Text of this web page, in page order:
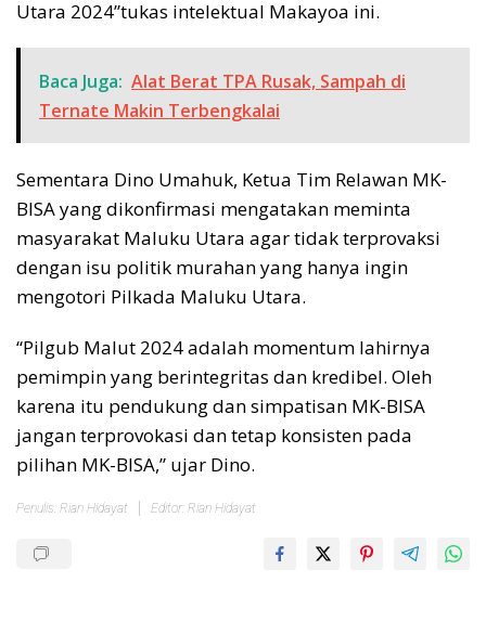
Utara 2024”tukas intelektual Makayoa ini.
Baca Juga: Alat Berat TPA Rusak, Sampah di
Ternate Makin Terbengkalai
Sementara Dino Umahuk, Ketua Tim Relawan MK-
BISA yang dikonfirmasi mengatakan meminta
masyarakat Maluku Utara agar tidak terprovaksi
dengan isu politik murahan yang hanya ingin
mengotori Pilkada Maluku Utara.
“Pilgub Malut 2024 adalah momentum lahirnya
pemimpin yang berintegritas dan kredibel. Oleh
karena itu pendukung dan simpatisan MK-BISA
jangan terprovokasi dan tetap konsisten pada
pilihan MK-BISA,” ujar Dino.
Penulis: Rian Hidayat Editor: Rian Hidayat